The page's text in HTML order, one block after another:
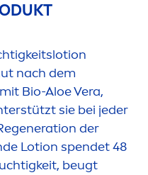
nach dem
Bio-Aloe Vera,
sie bei jeder
der
Lotion spendet 48
beugt